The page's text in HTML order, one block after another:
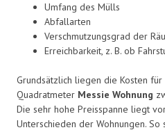
Umfang des Mülls
Abfallarten
Verschmutzungsgrad der
Erreichbarkeit, z. B. ob
Grundsätzlich liegen die Kosten
Quadratmeter Messie Wohnung
Die sehr hohe Preisspanne liegt
Unterschieden der Wohnungen. So